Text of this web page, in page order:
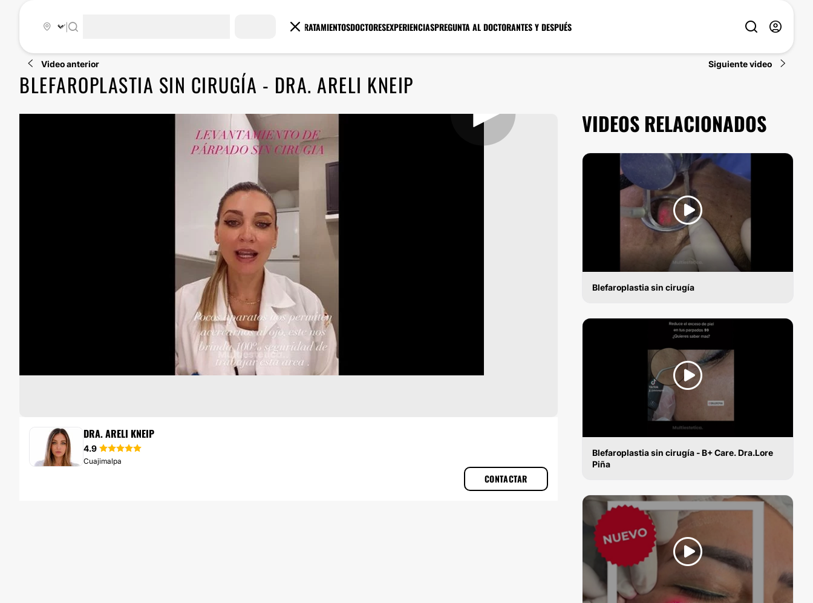
TRATAMIENTOSDOCTORESEXPERIENCIASPREGUNTA AL DOCTORANTES Y DESPUÉS
Video anterior Siguiente video
BLEFAROPLASTIA SIN CIRUGÍA - DRA. ARELI KNEIP
DRA. ARELI KNEIP
4.9
Cuajimalpa
CONTACTAR
VIDEOS RELACIONADOS
Blefaroplastia sin cirugía
Blefaroplastia sin cirugía - B+ Care. Dra.Lore
Piña